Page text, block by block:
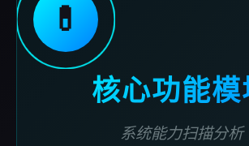
💊
核心功能模
系统能力扫描分析